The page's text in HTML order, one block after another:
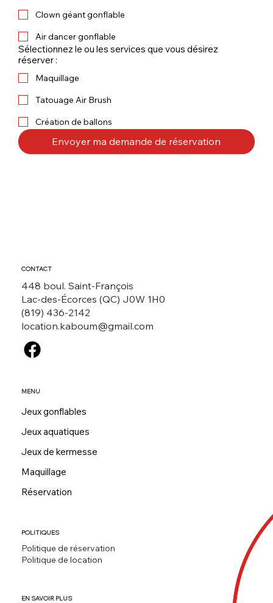
Clown géant gonflable
Air dancer gonflable
Sélectionnez le ou les services que vous désirez
réserver :
Maquillage
Tatouage Air Brush
Création de ballons
Envoyer ma demande de réservation
CONTACT
448 boul. Saint-François
Lac-des-Écorces (QC) J0W 1H0
(819) 436-2142
location.kaboum@gmail.com
MENU
Jeux gonflables
Jeux aquatiques
Jeux de kermesse
Maquillage
Réservation
POLITIQUES
Politique de réservation
Politique de location
EN SAVOIR PLUS